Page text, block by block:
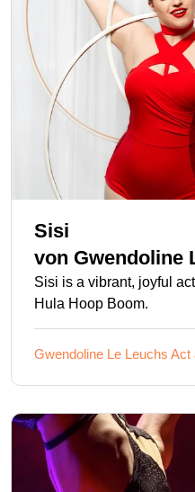
Sisi
von Gwendoline
Sisi is a vibrant, joyful
Hula Hoop Boom.
Gwendoline Le Leuchs Act